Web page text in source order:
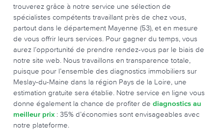
trouverez grâce à notre service une sélection de
spécialistes compétents travaillant près de chez vous,
partout dans le département Mayenne (53), et en mesure
de vous offrir leurs services. Pour gagner du temps, vous
aurez l’opportunité de prendre rendez-vous par le biais de
notre site web. Nous travaillons en transparence totale,
puisque pour l’ensemble des diagnostics immobiliers sur
Meslay-du-Maine dans la région Pays de la Loire, une
estimation gratuite sera établie. Notre service en ligne vous
donne également la chance de profiter de diagnostics au
meilleur prix : 35% d’économies sont envisageables avec
notre plateforme.